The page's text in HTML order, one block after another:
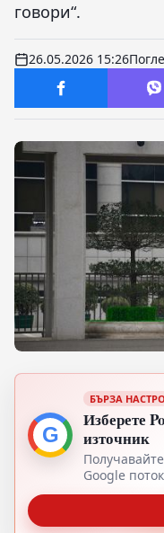
говори“.
26.05.2026 15:26
G
БЪРЗА
Изберете
източник
Google